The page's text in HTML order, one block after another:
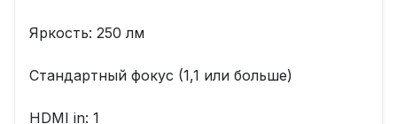
Яркость: 250 лм
Стандартный фокус (1,1 или больше)
HDMI in: 1